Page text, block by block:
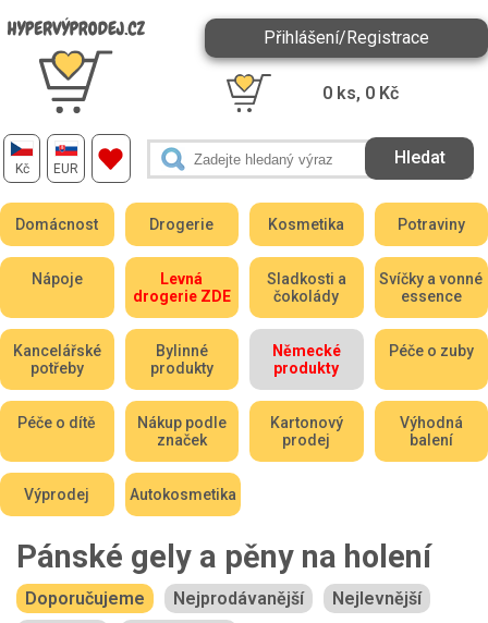
Kč EUR
Přihlášení/Registrace
0 ks, 0 Kč
Domácnost Drogerie Kosmetika Potraviny
Nápoje
Levná
drogerie ZDE
Sladkosti a
čokolády
Svíčky a vonné
essence
Kancelářské
potřeby
Bylinné
produkty
Německé
produkty
Péče o zuby
Péče o dítě
Nákup podle
značek
Kartonový
prodej
Výhodná
balení
Výprodej Autokosmetika
Pánské gely a pěny na holení
Doporučujeme Nejprodávanější
Nejlevnější